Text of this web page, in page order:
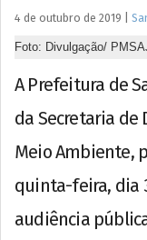
4 de outubro de 2019
Foto: Divulgação/
A Prefeitura de
da Secretaria de
Meio Ambiente,
quinta-feira, dia
audiência